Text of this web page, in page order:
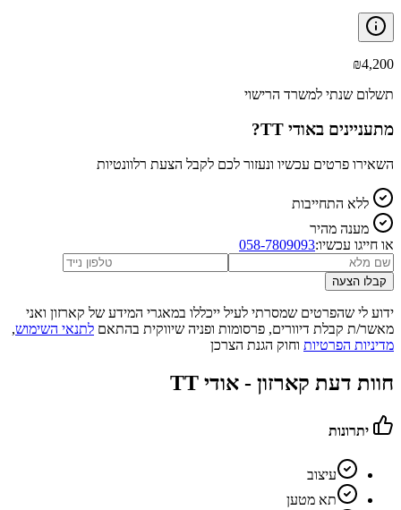
₪4,200
תשלום שנתי למשרד הרישוי
מתעניינים באודי TT ?
השאירו פרטים עכשיו ונעזור לכם לקבל הצעת רלוונטיות
ללא התחייבות
מענה מהיר
או חייגו עכשיו:058-7809093
קבלו הצעה
ידוע לי שהפרטים שמסרתי לעיל ייכללו במאגרי המידע של קארזון ואני
מאשר/ת קבלת דיוורים, פרסומות ופניה שיווקית בהתאם לתנאי השימוש,
מדיניות הפרטיות וחוק הגנת הצרכן
חוות דעת קארזון - אודי TT
יתרונות
עיצוב
תא מטען